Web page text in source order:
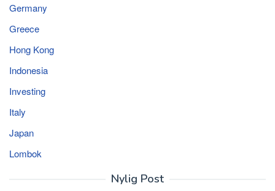
Germany
Greece
Hong Kong
Indonesia
Investing
Italy
Japan
Lombok
Nylig Post